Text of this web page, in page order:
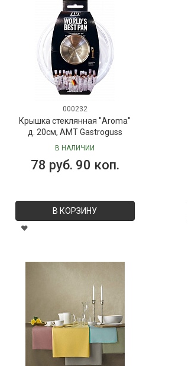
000232
Крышка стеклянная "Aroma"
д. 20см, AMT Gastroguss
В НАЛИЧИИ
78 руб. 90 коп.
В КОРЗИНУ